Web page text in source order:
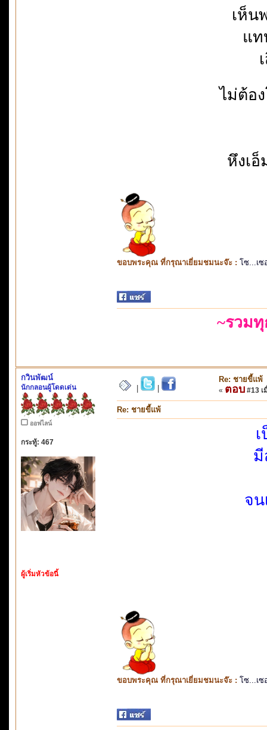
เห็น
แท
ไม่ต้อ
หึงเ
ขอบพระคุณ ที่กรุณาเยี่ยมชมนะจ๊ะ : โซ...เซ
~รวม
กวินพัฒน์
นักกลอนผู้โดดเด่น
ออฟไลน์
กระทู้: 467
ผู้เริ่มหัวข้อนี้
Re: ชายขี้แพ้
« ตอบ #13 เ
Re: ชายขี้แพ้
มี
จน
ขอบพระคุณ ที่กรุณาเยี่ยมชมนะจ๊ะ : โซ...เซ